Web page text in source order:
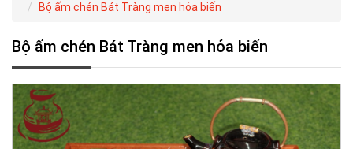
Bộ ấm chén Bát Tràng men hỏa biến
Bộ ấm chén Bát Tràng men hỏa biến